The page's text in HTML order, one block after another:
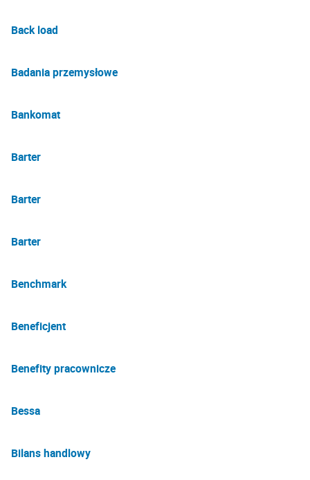
Back load
Badania przemysłowe
Bankomat
Barter
Barter
Barter
Benchmark
Beneficjent
Benefity pracownicze
Bessa
Bilans handlowy